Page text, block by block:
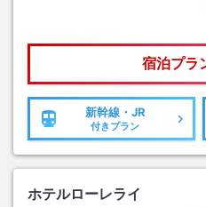
宿泊プラ
新幹線・JR
付きプラン
ホテルローレライ